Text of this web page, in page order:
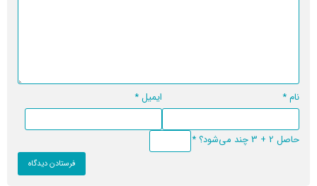
نام* ایمیل*
حاصل 2 + 3 چند می‌شود؟ *